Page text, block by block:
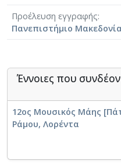
Προέλευση εγγραφής
Πανεπιστήμιο
Έννοιες που
12ος Μουσικός Μάης
Ράμου, Λορέντα